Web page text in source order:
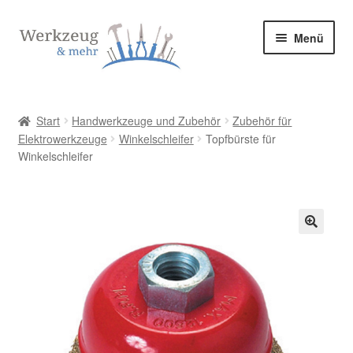
Zur
Navigation
Zum
Menü
Allgemeine Geschäftsbedingungen
Datenschutzerklärung
Datenschutzerklärung
Homepage
Start Handwerkzeuge und Zubehör
Zubehör für
Elektrowerkzeuge
Winkelschleifer
Topfbürste für
Winkelschleifer